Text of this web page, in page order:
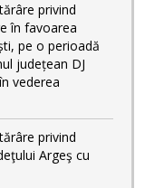
privind
în favoarea
pe o perioadă
județean DJ
vederea
privind
Argeş cu